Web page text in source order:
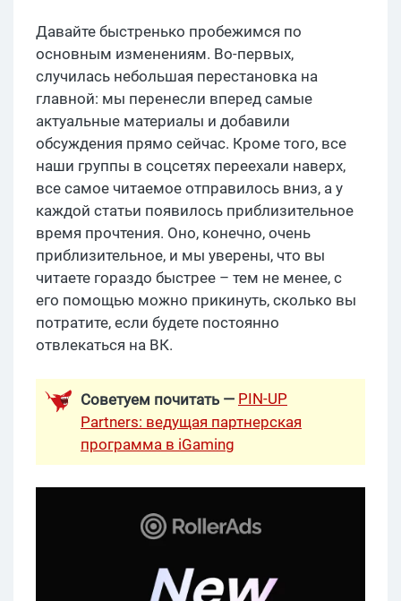
Давайте быстренько пробежимся по
основным изменениям. Во-первых,
случилась небольшая перестановка на
главной: мы перенесли вперед самые
актуальные материалы и добавили
обсуждения прямо сейчас. Кроме того, все
наши группы в соцсетях переехали наверх,
все самое читаемое отправилось вниз, а у
каждой статьи появилось приблизительное
время прочтения. Оно, конечно, очень
приблизительное, и мы уверены, что вы
читаете гораздо быстрее – тем не менее, с
его помощью можно прикинуть, сколько вы
потратите, если будете постоянно
отвлекаться на ВК.
Советуем почитать — PIN-UP
Partners: ведущая партнерская
программа в iGaming